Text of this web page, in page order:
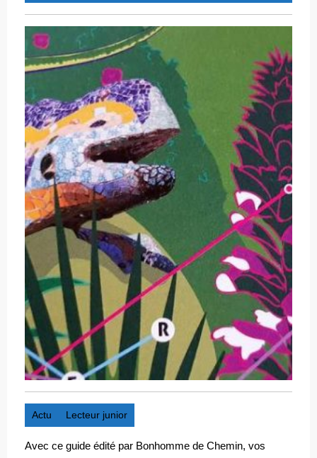
2024
Actu Lecteur junior
Avec ce guide édité par Bonhomme de Chemin, vos